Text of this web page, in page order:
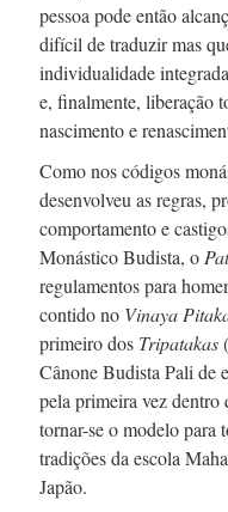
pessoa pode então
difícil de traduzir mas
individualidade
e, finalmente, liberação
nascimento e
Como nos códigos
desenvolveu as regras,
comportamento e
Monástico Budista, o
regulamentos para
contido no Vinaya
primeiro dos Tripatakas
Cânone Budista Pali de
pela primeira vez dentro
tornar-seo modelo para
tradições da escola
Japão.